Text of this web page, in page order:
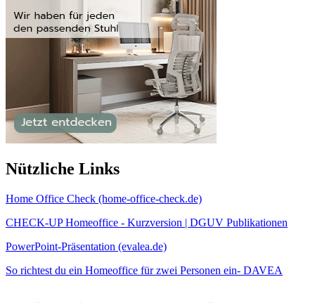
Nützliche Links
Home Office Check (home-office-check.de)
CHECK-UP Homeoffice - Kurzversion | DGUV Publikationen
PowerPoint-Präsentation (evalea.de)
So richtest du ein Homeoffice für zwei Personen ein- DAVEA